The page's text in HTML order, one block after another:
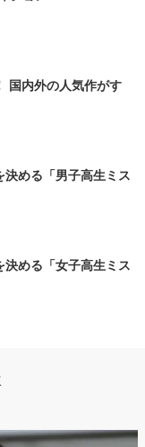
国内外の人気作がす
決める「男子高生ミス
決める「女子高生ミス